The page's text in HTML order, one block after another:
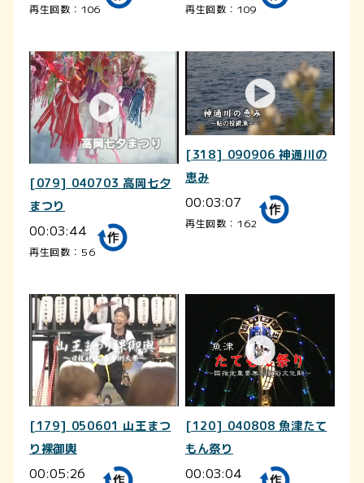
再生回数：106 再生回数：109
[079] 040703 高岡七夕
まつり
00:03:44
再生回数：56
[318] 090906 神通川の
恵み
00:03:07
再生回数：162
[179] 050601 山王まつ
り裸御輿
00:05:26
[120] 040808 魚津たて
もん祭り
00:03:04